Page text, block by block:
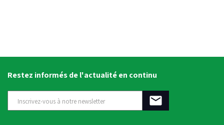
Restez informés de l'actualité en continu